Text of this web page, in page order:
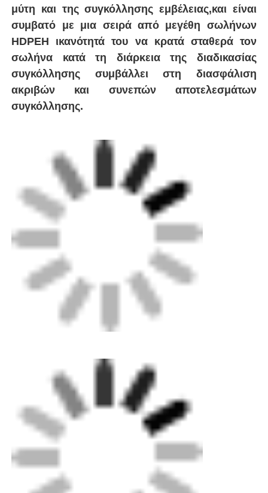
Συσκευές ηλεκτροσύνθεσης
Εξαρτήματα Spigot
Εγκαταστάσεις μετάβασης
Μηχανές συγκόλλησης με ηλεκτροσύνθεση
Εργαλείο σύντηξης οπίσθιας
Εργαλεία ηλεκτροσύνθεσης
Συσκευάσματα Fusion Butt
Μηχανή χειροκίνητης εκτόξευσης
Μηχανή συγκόλλησης CNC